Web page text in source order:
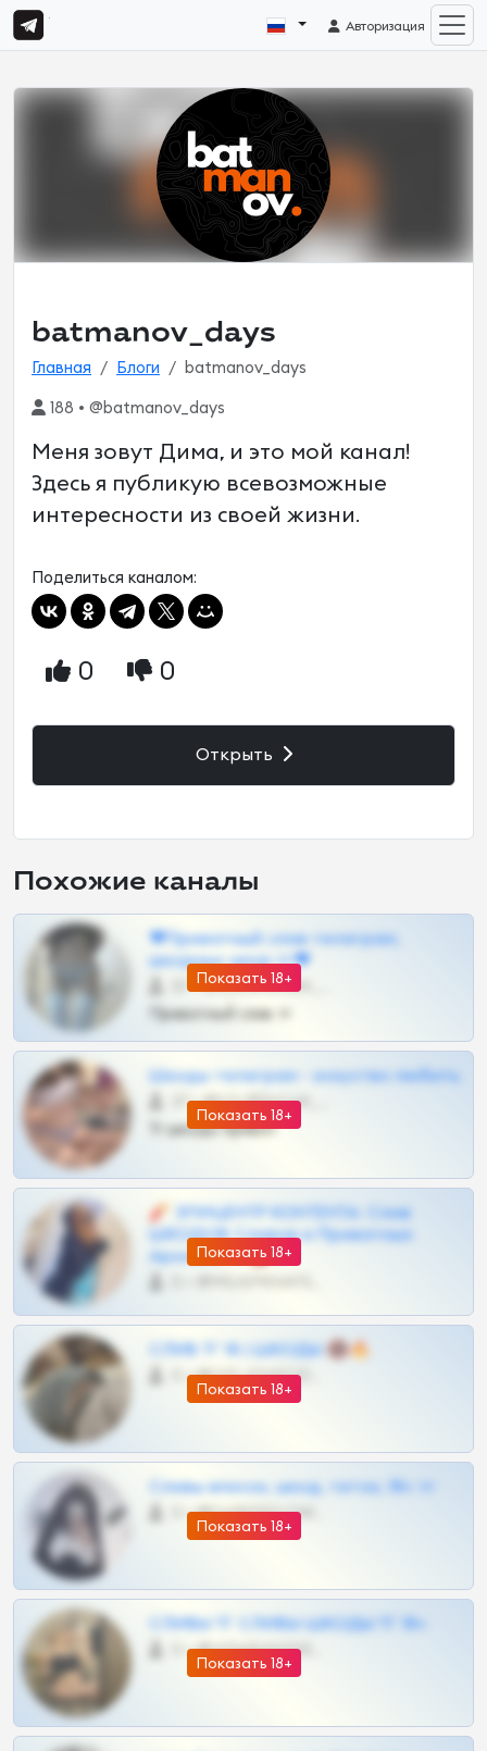
Авторизация
batmanov_days
Главная Блоги batmanov_days
188 • @batmanov_days
Меня зовут Дима, и это мой канал!
Здесь я публикую всевозможные
интересности из своей жизни.
Поделиться каналом:
0 0
Открыть
Похожие каналы
Показать 18+
❤Приватный слив телеграм,
шкодных шкур тг❤
57 •
Приватный слив тг
Показать 18+
Шкоды телеграм - искуство любить
27 •
Тг шкоды приват
Показать 18+
🧨 ЭПИЦЕНТР КОНТЕНТА: Слив
ШКОДОВ Сливов и Приватных
Архивов ТГ 🔞💎
Показать 18+
СЛИВ ТГ 18 | ШКОДЫ 🔞🔥
0 •
Показать 18+
Сливы вписок, шкод, теток, 18+ тг
0 •
Показать 18+
СЛИВЫ ТГ СЛИВЫ ШКОДЫ ТГ 18+
0 •